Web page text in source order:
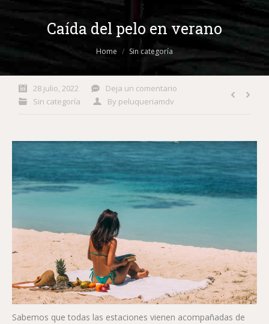
Caída del pelo en verano
You are here: Home Sin categoría
28 julio, 2022
Deja un comentario
Sin categoría
By peluqueriamdv
Sabemos que todas las estaciones vienen acompañadas de